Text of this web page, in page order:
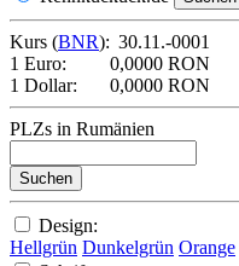
Kurs (BNR): 30.11.-0001
1 Euro:
0,0000 RON
1 Dollar:
0,0000 RON
PLZs in Rumänien
Design:
Hellgrün Dunkelgrün Orange